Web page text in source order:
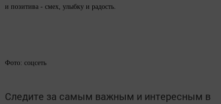
и позитива - смех, улыбку и радость.
Фото: соцсеть
Следите за самым важным и интересным в